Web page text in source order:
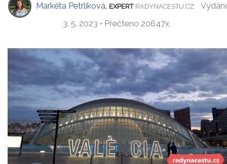
Markéta Petrlíková EXPERT RADYNACESTU.CZ
3. 5. 2023 • Přečteno 20647x